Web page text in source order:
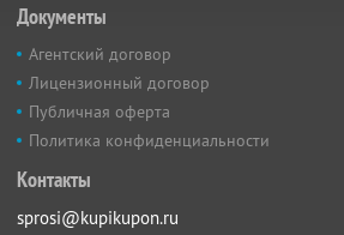
Документы
Агентский договор
Лицензионный договор
Публичная оферта
Политика конфиденциальности
Контакты
sprosi@kupikupon.ru